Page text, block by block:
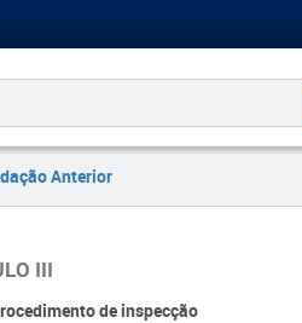
Anterior
III
de inspecção